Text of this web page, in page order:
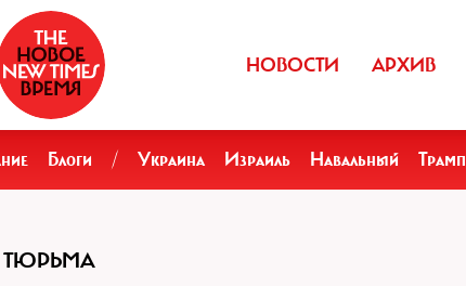
НОВОСТИ АРХИВ
Блоги / Украина Израиль Навальный Трамп